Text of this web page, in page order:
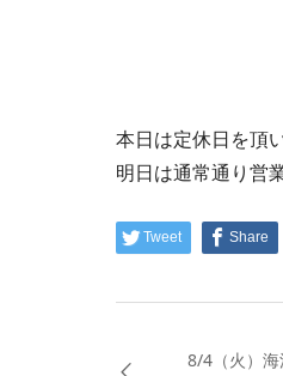
本日は定休日を頂
明日は通常通り営
Tweet Share
8/4（火）